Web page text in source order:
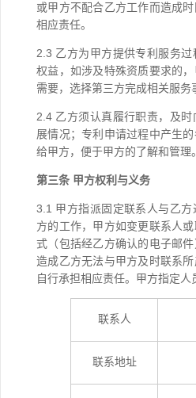
或甲方不配合乙方工作而造成
相应责任。
2.3 乙方为甲方提供专利 服务过
权益，如涉及特殊资质要求的
需要，选择第三方完成相关服务
2 4 乙方须认真履行职责，及
展情况；专利申请过程中产生
给甲方，便于甲方的了解和管理。
第三条 甲方权利与义务
3.1 甲方指派固定联系人与乙
方的工作，甲方如变更联系人
式（包括经乙方确认的电子邮
造成乙方无法与甲方及时联系所
自行承担相应责任。 甲方指定人
联系人
联系地址